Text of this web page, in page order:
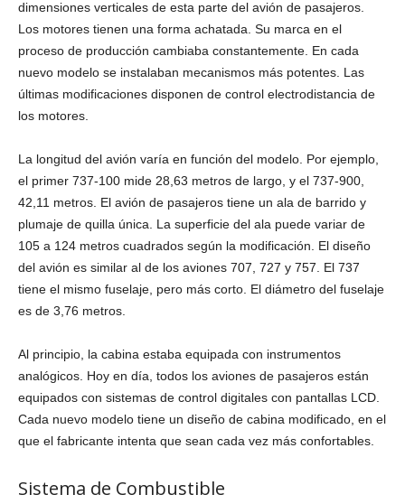
dimensiones verticales de esta parte del avión de pasajeros.
Los motores tienen una forma achatada. Su marca en el
proceso de producción cambiaba constantemente. En cada
nuevo modelo se instalaban mecanismos más potentes. Las
últimas modificaciones disponen de control electrodistancia de
los motores.
La longitud del avión varía en función del modelo. Por ejemplo,
el primer 737-100 mide 28,63 metros de largo, y el 737-900,
42,11 metros. El avión de pasajeros tiene un ala de barrido y
plumaje de quilla única. La superficie del ala puede variar de
105 a 124 metros cuadrados según la modificación. El diseño
del avión es similar al de los aviones 707, 727 y 757. El 737
tiene el mismo fuselaje, pero más corto. El diámetro del fuselaje
es de 3,76 metros.
Al principio, la cabina estaba equipada con instrumentos
analógicos. Hoy en día, todos los aviones de pasajeros están
equipados con sistemas de control digitales con pantallas LCD.
Cada nuevo modelo tiene un diseño de cabina modificado, en el
que el fabricante intenta que sean cada vez más confortables.
Sistema de Combustible